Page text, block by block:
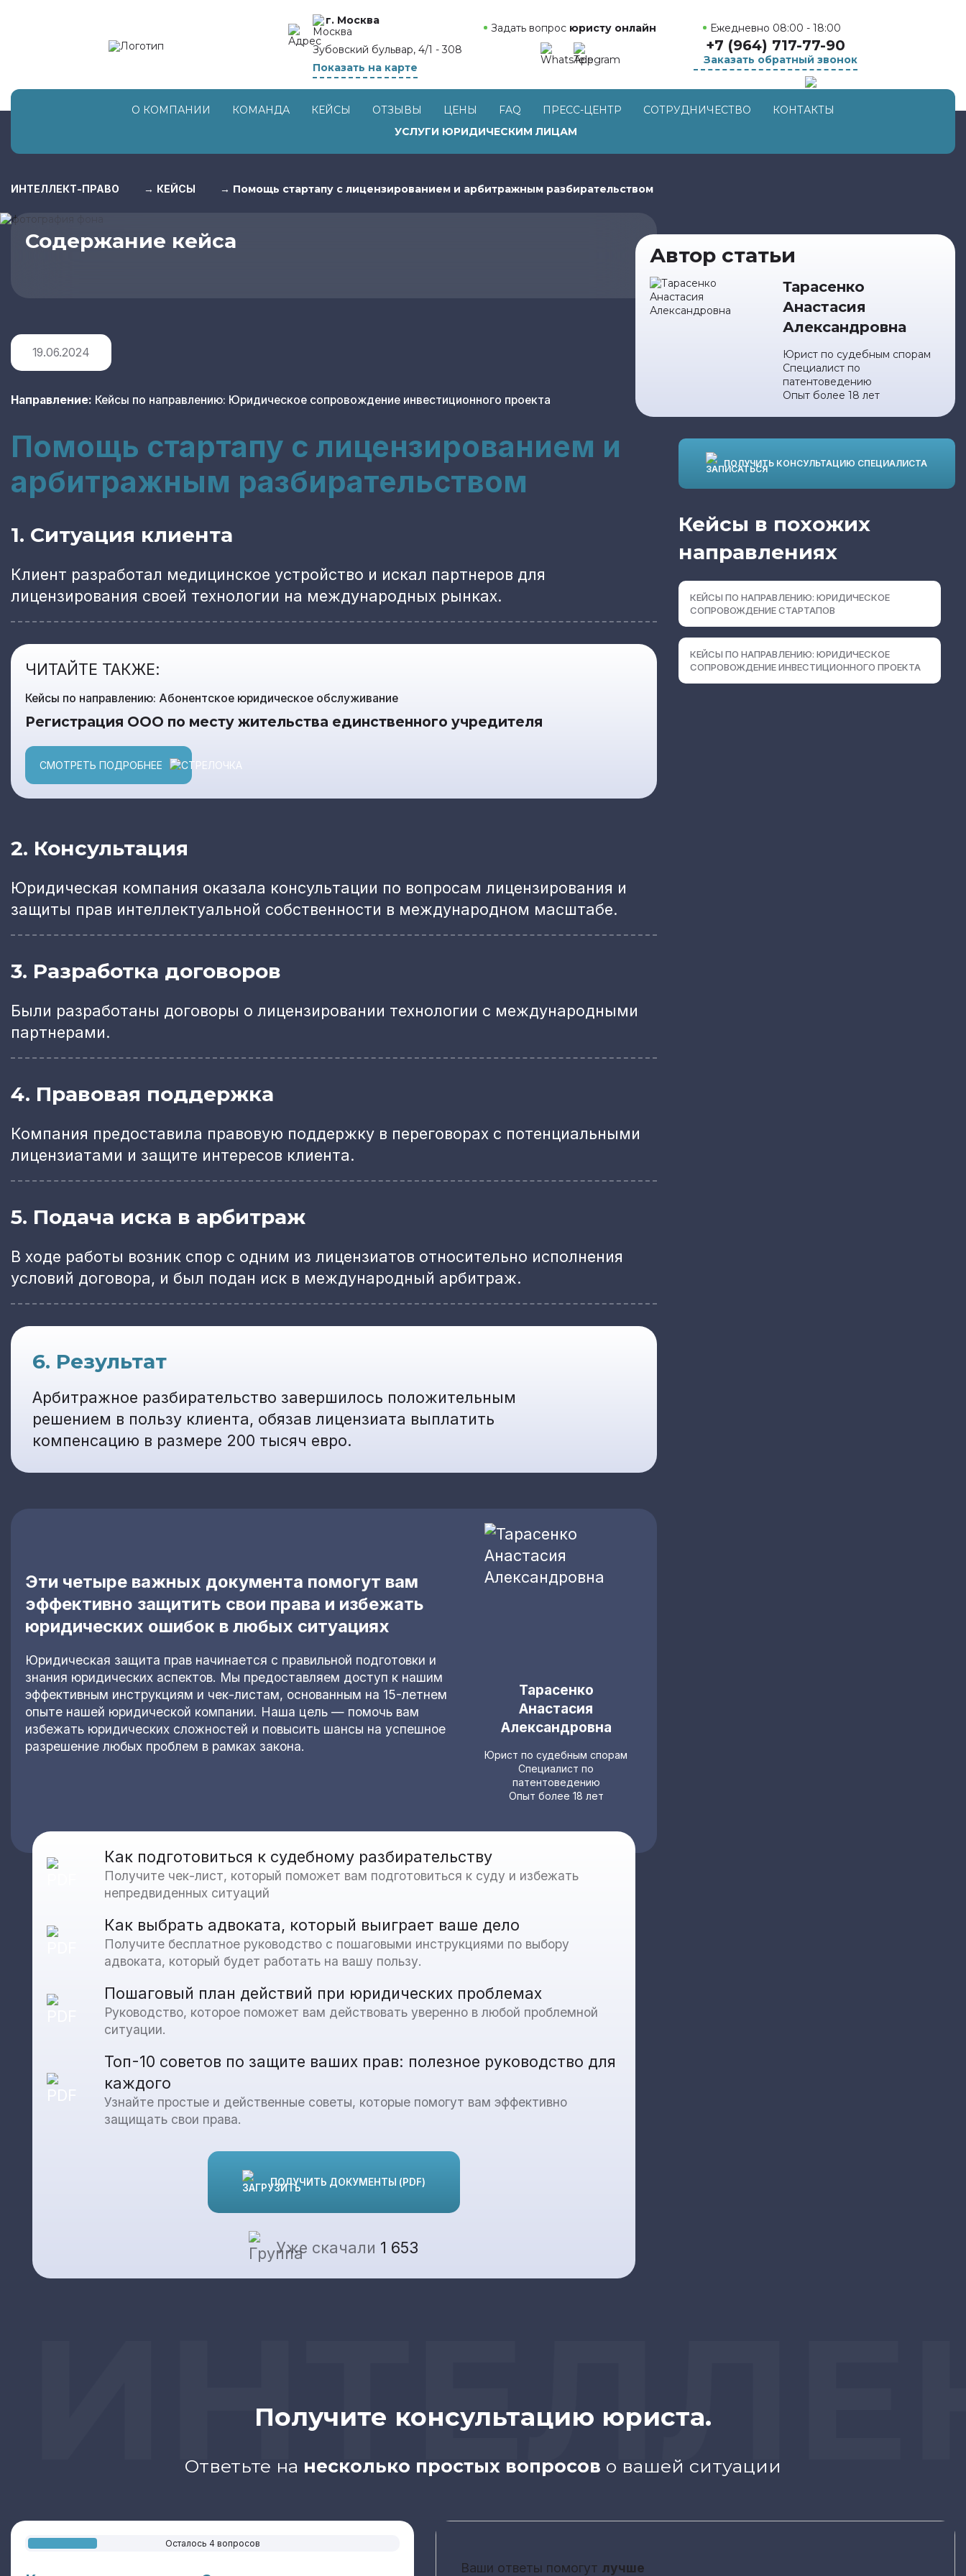
г. Москва
Зубовский бульвар, 4/1 - 308
Показать на карте
Задать вопрос юристу онлайн Ежедневно 08:00 - 18:00
+7 (964) 717-77-90
Заказать обратный звонок
УСЛУГИ ЮРИДИЧЕСКИМ ЛИЦАМ
О КОМПАНИИ КОМАНДА КЕЙСЫ ОТЗЫВЫ ЦЕНЫ FAQ ПРЕСС-ЦЕНТР СОТРУДНИЧЕСТВО КОНТАКТЫ
ИНТЕЛЛЕКТ-ПРАВО → КЕЙСЫ → Помощь стартапу с лицензированием и арбитражным разбирательством
Содержание кейса
19.06.2024
Направление: Кейсы по направлению: Юридическое сопровождение инвестиционного проекта
Помощь стартапу с лицензированием и
арбитражным разбирательством
1. Ситуация клиента
Клиент разработал медицинское устройство и искал партнеров для
лицензирования своей технологии на международных рынках.
ЧИТАЙТЕ ТАКЖЕ:
Кейсы по направлению: Абонентское юридическое обслуживание
Регистрация ООО по месту жительства единственного учредителя
СМОТРЕТЬ ПОДРОБНЕЕ
2. Консультация
Юридическая компания оказала консультации по вопросам лицензирования и
защиты прав интеллектуальной собственности в международном масштабе.
3. Разработка договоров
Были разработаны договоры о лицензировании технологии с международными
партнерами.
4. Правовая поддержка
Компания предоставила правовую поддержку в переговорах с потенциальными
лицензиатами и защите интересов клиента.
5. Подача иска в арбитраж
В ходе работы возник спор с одним из лицензиатов относительно исполнения
условий договора, и был подан иск в международный арбитраж.
6. Результат
Арбитражное разбирательство завершилось положительным
решением в пользу клиента, обязав лицензиата выплатить
компенсацию в размере 200 тысяч евро.
Эти четыре важных документа помогут вам
эффективно защитить свои права и избежать
юридических ошибок в любых ситуациях
Юридическая защита прав начинается с правильной подготовки и
знания юридических аспектов. Мы предоставляем доступ к нашим
эффективным инструкциям и чек-листам, основанным на 15-летнем
опыте нашей юридической компании. Наша цель — помочь вам
избежать юридических сложностей и повысить шансы на успешное
разрешение любых проблем в рамках закона.
Тарасенко
Анастасия
Александровна
Юрист по судебным спорам
Специалист по
патентоведению
Опыт более 18 лет
Как подготовиться к судебному разбирательству
Получите чек-лист, который поможет вам подготовиться к суду и избежать
непредвиденных ситуаций
Как выбрать адвоката, который выиграет ваше дело
Получите бесплатное руководство с пошаговыми инструкциями по выбору
адвоката, который будет работать на вашу пользу.
Пошаговый план действий при юридических проблемах
Руководство, которое поможет вам действовать уверенно в любой проблемной
ситуации.
Топ-10 советов по защите ваших прав: полезное руководство для
каждого
Узнайте простые и действенные советы, которые помогут вам эффективно
защищать свои права.
ПОЛУЧИТЬ ДОКУМЕНТЫ (PDF)
Уже скачали 1 653
Автор статьи
Тарасенко
Анастасия
Александровна
Юрист по судебным спорам
Специалист по
патентоведению
Опыт более 18 лет
ПОЛУЧИТЬ КОНСУЛЬТАЦИЮ СПЕЦИАЛИСТА
Кейсы в похожих
направлениях
КЕЙСЫ ПО НАПРАВЛЕНИЮ: ЮРИДИЧЕСКОЕ
СОПРОВОЖДЕНИЕ СТАРТАПОВ
КЕЙСЫ ПО НАПРАВЛЕНИЮ: ЮРИДИЧЕСКОЕ
СОПРОВОЖДЕНИЕ ИНВЕСТИЦИОННОГО ПРОЕКТА
Получите консультацию юриста.
Ответьте на несколько простых вопросов о вашей ситуации
Осталось 4 вопросов
Ваши ответы помогут лучше